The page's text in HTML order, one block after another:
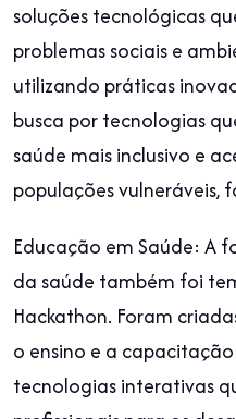
soluções tecnológicas
problemas sociais e
utilizando práticas
busca por tecnologias
saúde mais inclusivo e
populações vulneráveis,
Educação em Saúde: A
da saúde também foi
Hackathon. Foram
o ensino e a
tecnologias interativas